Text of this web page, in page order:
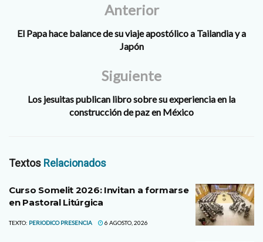
Anterior
El Papa hace balance de su viaje apostólico a Tailandia y a
Japón
Siguiente
Los jesuitas publican libro sobre su experiencia en la
construcción de paz en México
Textos Relacionados
Curso Somelit 2026: Invitan a formarse
en Pastoral Litúrgica
TEXTO: PERIODICO PRESENCIA 6 AGOSTO, 2026